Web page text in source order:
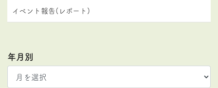
イベント報告(レポート)
年月別